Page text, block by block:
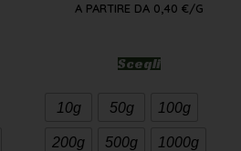
A PARTIRE DA 0,40 €/G
Scegli
10g 50g 100g
200g 500g 1000g